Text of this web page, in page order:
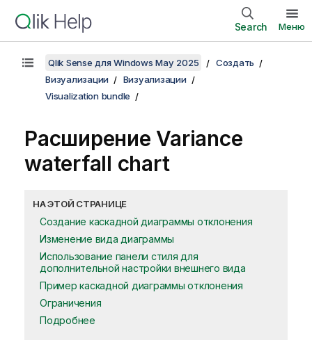
Search Меню
Qlik Sense для Windows May 2025
Создать
Визуализации
Визуализации
Visualization bundle
Расширение Variance
waterfall chart
НА ЭТОЙ СТРАНИЦЕ
Создание каскадной диаграммы отклонения
Изменение вида диаграммы
Использование панели стиля для
дополнительной настройки внешнего вида
Пример каскадной диаграммы отклонения
Ограничения
Подробнее